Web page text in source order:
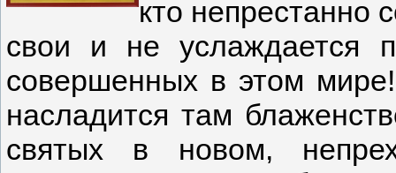
кто непрестанно
свои и не услаждается
совершенных в этом
насладится там
святых в новом,